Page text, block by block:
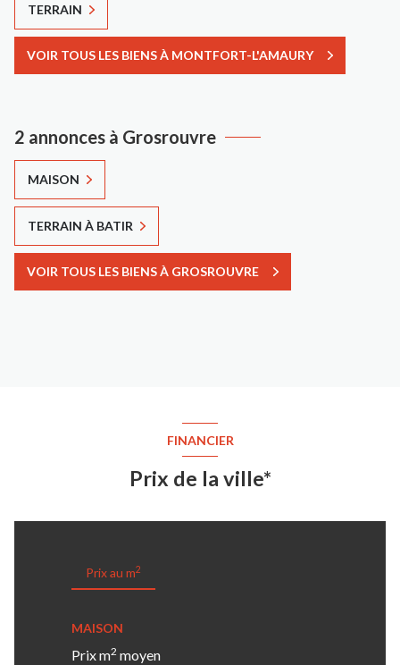
TERRAIN
VOIR TOUS LES BIENS À MONTFORT-L'AMAURY
2 annonces à Grosrouvre
MAISON
TERRAIN À BATIR
VOIR TOUS LES BIENS À GROSROUVRE
FINANCIER
Prix de la ville*
Prix au m2
MAISON
Prix m2 moyen